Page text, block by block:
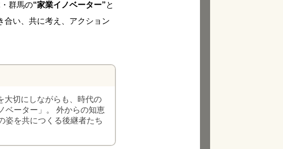
群馬の“家業イノベーター”と
合い、共に考え、アクション
大切にしながらも、時代の
ベーター」。 外からの知恵
姿を共につくる後継者たち